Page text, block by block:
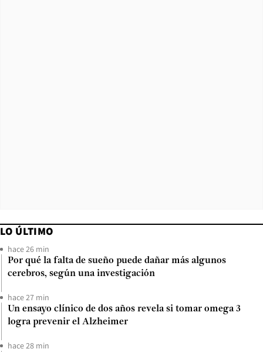
LO ÚLTIMO
hace 26 min
Por qué la falta de sueño puede dañar más algunos
cerebros, según una investigación
hace 27 min
Un ensayo clínico de dos años revela si tomar omega 3
logra prevenir el Alzheimer
hace 28 min